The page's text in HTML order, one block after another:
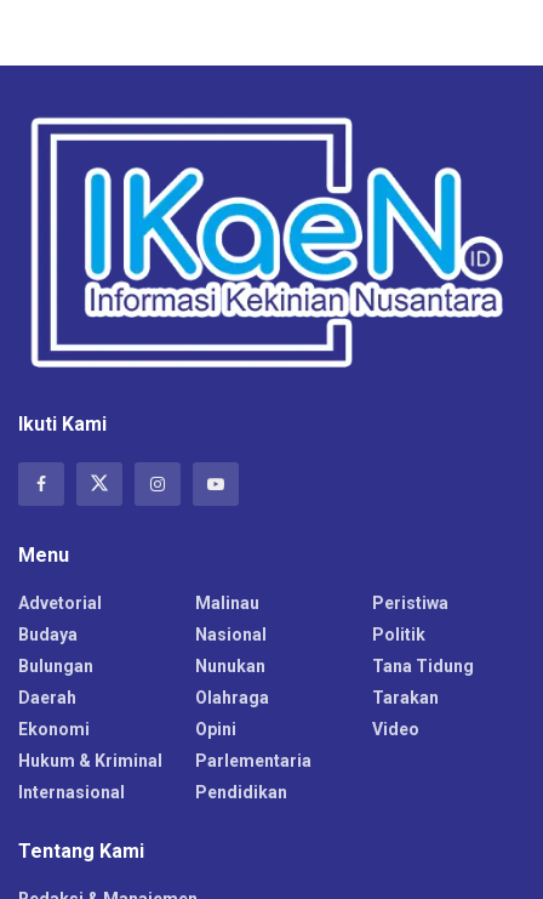
Ikuti Kami
Menu
Advetorial
Budaya
Bulungan
Daerah
Ekonomi
Hukum & Kriminal
Internasional
Malinau
Nasional
Nunukan
Olahraga
Opini
Parlementaria
Pendidikan
Peristiwa
Politik
Tana Tidung
Tarakan
Video
Tentang Kami